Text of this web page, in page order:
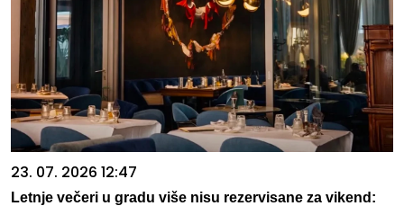
23. 07. 2026 12:47
Letnje večeri u gradu više nisu rezervisane za vikend: